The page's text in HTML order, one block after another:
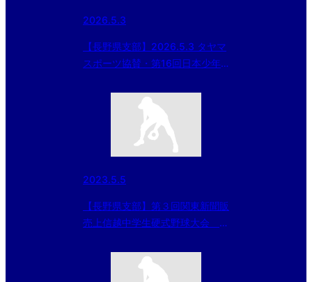
2026.5.3
【長野県支部】2026.5.3 タヤマ
スポーツ協賛・第16回日本少年
2023.5.5
【長野県支部】第３回関東新聞販
売上信越中学生硬式野球大会